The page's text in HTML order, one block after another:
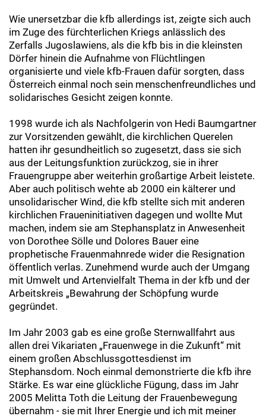
Wie unersetzbar die kfb allerdings ist, zeigte sich auch
im Zuge des fürchterlichen Kriegs anlässlich des
Zerfalls Jugoslawiens, als die kfb bis in die kleinsten
Dörfer hinein die Aufnahme von Flüchtlingen
organisierte und viele kfb-Frauen dafür sorgten, dass
Österreich einmal noch sein menschenfreundliches und
solidarisches Gesicht zeigen konnte.
1998 wurde ich als Nachfolgerin von Hedi Baumgartner
zur Vorsitzenden gewählt, die kirchlichen Querelen
hatten ihr gesundheitlich so zugesetzt, dass sie sich
aus der Leitungsfunktion zurückzog, sie in ihrer
Frauengruppe aber weiterhin großartige Arbeit leistete.
Aber auch politisch wehte ab 2000 ein kälterer und
unsolidarischer Wind, die kfb stellte sich mit anderen
kirchlichen Fraueninitiativen dagegen und wollte Mut
machen, indem sie am Stephansplatz in Anwesenheit
von Dorothee Sölle und Dolores Bauer eine
prophetische Frauenmahnrede wider die Resignation
öffentlich verlas. Zunehmend wurde auch der Umgang
mit Umwelt und Artenvielfalt Thema in der kfb und der
Arbeitskreis „Bewahrung der Schöpfung wurde
gegründet.
Im Jahr 2003 gab es eine große Sternwallfahrt aus
allen drei Vikariaten „Frauenwege in die Zukunft“ mit
einem großen Abschlussgottesdienst im
Stephansdom. Noch einmal demonstrierte die kfb ihre
Stärke. Es war eine glückliche Fügung, dass im Jahr
2005 Melitta Toth die Leitung der Frauenbewegung
übernahm - sie mit Ihrer Energie und ich mit meiner